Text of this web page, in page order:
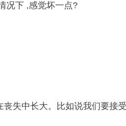
况下 ,感觉坏一点?
失中长大。比如说我们要接